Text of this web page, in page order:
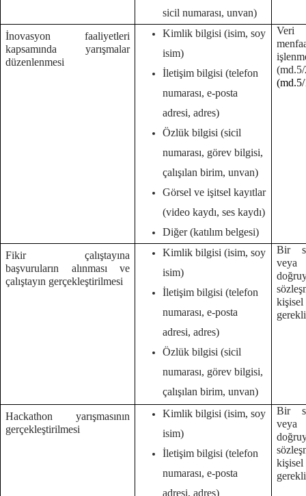
sicil numarası, unvan)
İnovasyon faaliyetleri
kapsamında yarışmalar
düzenlenmesi
Kimlik bilgisi (isim, soy
isim)
İletişim bilgisi (telefon
numarası, e-posta
adresi, adres)
Özlük bilgisi (sicil
numarası, görev bilgisi,
çalışılan birim, unvan)
Görsel ve işitsel kayıtlar
(video kaydı, ses kaydı)
Diğer (katılım belgesi)
Veri
Fikir çalıştayına
başvuruların alınması ve
çalıştayın gerçekleştirilmesi
Kimlik bilgisi (isim, soy
isim)
İletişim bilgisi (telefon
numarası, e-posta
adresi, adres)
Özlük bilgisi (sicil
numarası, görev bilgisi,
çalışılan birim, unvan)
Bir
veya
Hackathon yarışmasının
gerçekleştirilmesi
Kimlik bilgisi (isim, soy
isim)
İletişim bilgisi (telefon
numarası, e-posta
adresi, adres)
Bir
veya